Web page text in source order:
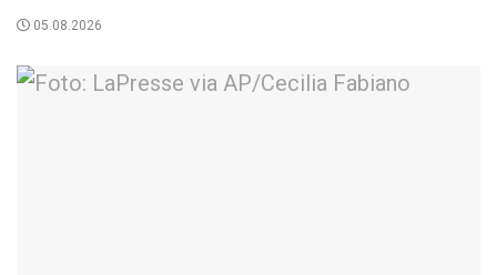
05.08.2026